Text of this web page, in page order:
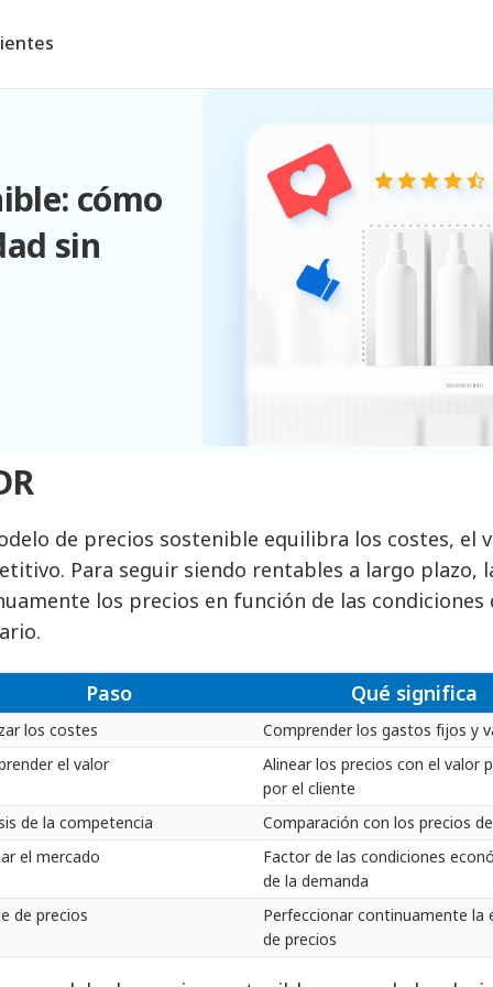
cómo
sin
de precios sostenible equilibra los costes, el
Para seguir siendo rentables a largo plazo,
los precios en función de las
Paso Qué significa
los costes
Comprender los gastos fijos y
el valor
Alinear los precios con el valor
por el cliente
de la competencia
Comparación con los precios
el mercado
Factor de las condiciones
de la demanda
de precios
Perfeccionar continuamente la
de precios